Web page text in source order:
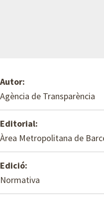
Autor:
Agència de Transparència
Editorial:
Àrea Metropolitana de
Edició:
Normativa